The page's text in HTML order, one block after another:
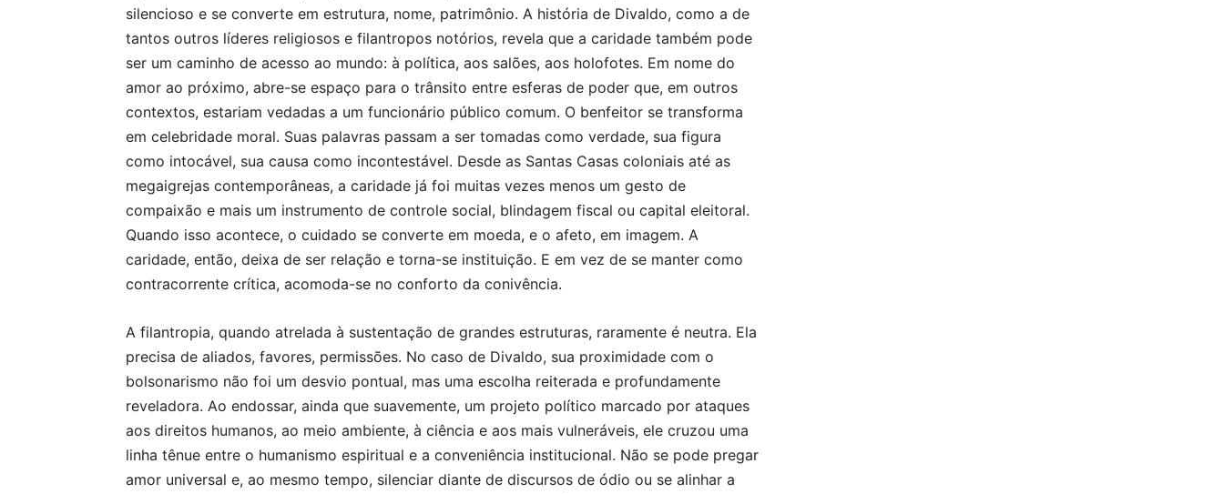
silencioso e se converte em estrutura, nome, patrimônio. A história de Divaldo, como a de
tantos outros líderes religiosos e filantropos notórios, revela que a caridade também pode
ser um caminho de acesso ao mundo: à política, aos salões, aos holofotes. Em nome do
amor ao próximo, abre-se espaço para o trânsito entre esferas de poder que, em outros
contextos, estariam vedadas a um funcionário público comum. O benfeitor se transforma
em celebridade moral. Suas palavras passam a ser tomadas como verdade, sua figura
como intocável, sua causa como incontestável. Desde as Santas Casas coloniais até as
megaigrejas contemporâneas, a caridade já foi muitas vezes menos um gesto de
compaixão e mais um instrumento de controle social, blindagem fiscal ou capital eleitoral.
Quando isso acontece, o cuidado se converte em moeda, e o afeto, em imagem. A
caridade, então, deixa de ser relação e torna-se instituição. E em vez de se manter como
contracorrente crítica, acomoda-se no conforto da conivência.
A filantropia, quando atrelada à sustentação de grandes estruturas, raramente é neutra. Ela
precisa de aliados, favores, permissões. No caso de Divaldo, sua proximidade com o
bolsonarismo não foi um desvio pontual, mas uma escolha reiterada e profundamente
reveladora. Ao endossar, ainda que suavemente, um projeto político marcado por ataques
aos direitos humanos, ao meio ambiente, à ciência e aos mais vulneráveis, ele cruzou uma
linha tênue entre o humanismo espiritual e a conveniência institucional. Não se pode pregar
amor universal e, ao mesmo tempo, silenciar diante de discursos de ódio ou se alinhar a